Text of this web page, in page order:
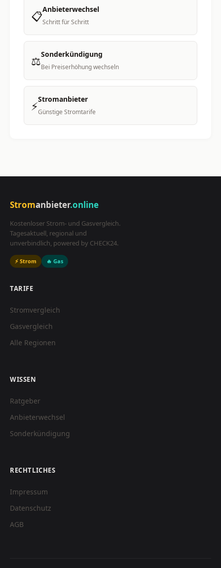
📋Anbieterwechsel
Schritt für Schritt
⚖️Sonderkündigung
Bei Preiserhöhung wechseln
⚡Stromanbieter
Günstige Stromtarife
Stromanbieter.online
Kostenloser Strom- und Gasvergleich.
Tagesaktuell, regional und
unverbindlich, powered by CHECK24.
⚡ Strom 🔥 Gas
TARIFE
Stromvergleich
Gasvergleich
Alle Regionen
WISSEN
Ratgeber
Anbieterwechsel
Sonderkündigung
RECHTLICHES
Impressum
Datenschutz
AGB